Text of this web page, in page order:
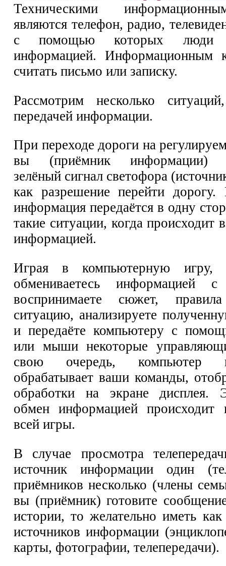
Техническими
являются телефон, радио,
с помощью которых люди
информацией. Информационным
считать письмо или записку.
Рассмотрим несколько
передачей информации.
При переходе дороги на
вы (приёмник информации)
зелёный сигнал светофора
как разрешение перейти
информация передаётся в одну
такие ситуации, когда происходит
информацией.
Играя в компьютерную игру,
обмениваетесь информацией с
воспринимаете сюжет,
ситуацию, анализируете
и передаёте компьютеру с
или мыши некоторые
свою очередь, компьютер
обрабатывает ваши команды,
обработки на экране дисплея.
обмен информацией происходит
всей игры.
В случае просмотра
источник информации один
приёмников несколько (члены
вы (приёмник) готовите
истории, то желательно иметь
источников информации
карты, фотографии, телепередачи).